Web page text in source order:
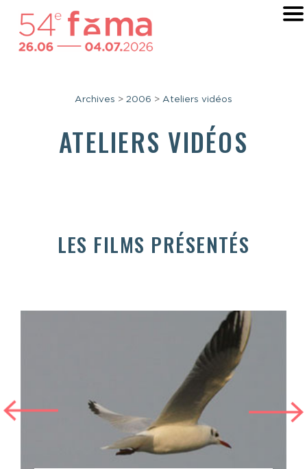
Archives > 2006 > Ateliers vidéos
ATELIERS VIDÉOS
LES FILMS PRÉSENTÉS